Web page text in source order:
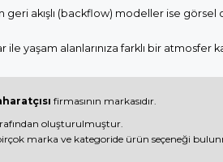
geri akışlı (backflow) modeller ise
yaşam alanlarınıza farklı bir atmosfer
firmasının markasıdır.
oluşturulmuştur.
marka ve kategoride ürün seçeneği